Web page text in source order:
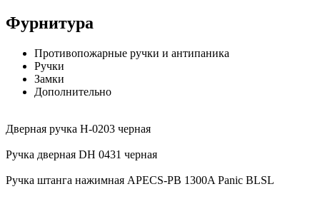
Фурнитура
Противопожарные ручки и антипаника
Ручки
Замки
Дополнительно
Дверная ручка H-0203 черная
Ручка дверная DH 0431 черная
Ручка штанга нажимная APECS-PB 1300A Panic BLSL